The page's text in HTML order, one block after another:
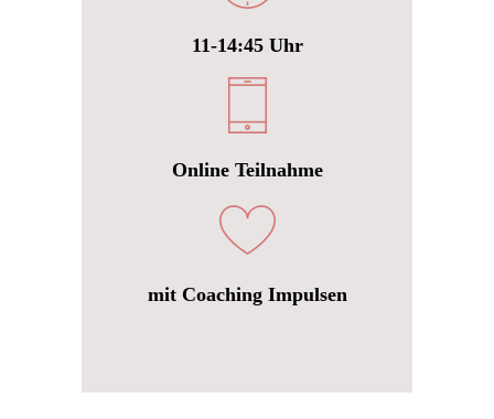
11-14:45 Uhr
Online Teilnahme
mit Coaching Impulsen